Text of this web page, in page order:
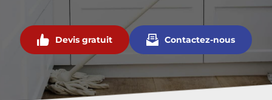
Devis gratuit Contactez-nous